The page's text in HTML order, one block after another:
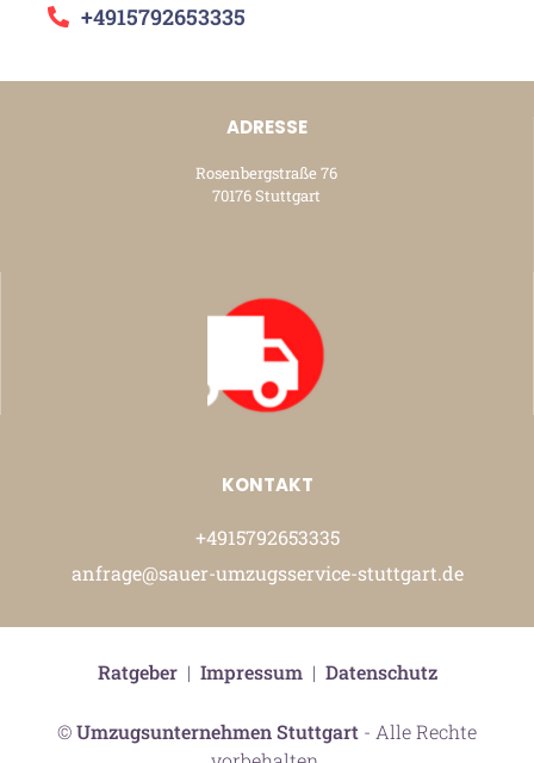
+4915792653335
ADRESSE
Rosenbergstraße 76
70176 Stuttgart
KONTAKT
+4915792653335
anfrage@sauer-umzugsservice-stuttgart.de
©Umzugsunternehmen Stuttgart - Alle Rechte
Ratgeber| Impressum| Datenschutz